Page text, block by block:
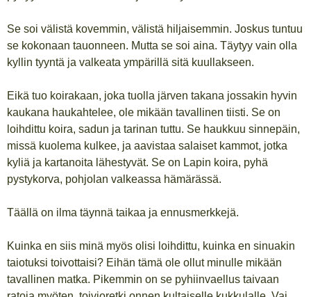
Se soi välistä kovemmin, välistä hiljaisemmin. Joskus tuntuu
se kokonaan tauonneen. Mutta se soi aina. Täytyy vain olla
kyllin tyyntä ja valkeata ympärillä sitä kuullakseen.
Eikä tuo koirakaan, joka tuolla järven takana jossakin hyvin
kaukana haukahtelee, ole mikään tavallinen tiisti. Se on
loihdittu koira, sadun ja tarinan tuttu. Se haukkuu sinnepäin,
missä kuolema kulkee, ja aavistaa salaiset kammot, jotka
kyliä ja kartanoita lähestyvät. Se on Lapin koira, pyhä
pystykorva, pohjolan valkeassa hämärässä.
Täällä on ilma täynnä taikaa ja ennusmerkkejä.
Kuinka en siis minä myös olisi loihdittu, kuinka en sinuakin
taiotuksi toivottaisi? Eihän tämä ole ollut minulle mikään
tavallinen matka. Pikemmin on se pyhiinvaellus taivaan